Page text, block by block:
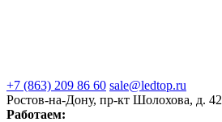
+7 (863) 209 86 60 sale@ledtop.ru
Ростов-на-Дону, пр-кт Шолохова, д. 42
Работаем: